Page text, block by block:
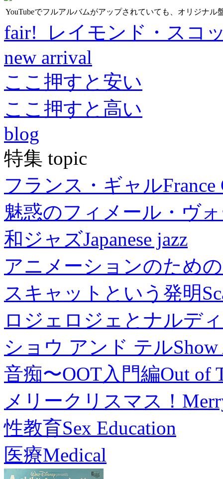
YouTubeでフルアルバムがアップされていても、オリジナ
fair! レイモンド・スコ
new arrival
ここ押すと安い
ここ押すと高い
blog
特集 topic
フランス・ギャルFrance
魅惑のフィメール・ヴ
和ジャズJapanese jazz
アニメーションのため
スキャットという発明
ロジェロジェとナルデ
ショウ アンド テル
音痴〜OOT入門編Out of
メリークリスマス！
性教育Sex Education
医療Medical